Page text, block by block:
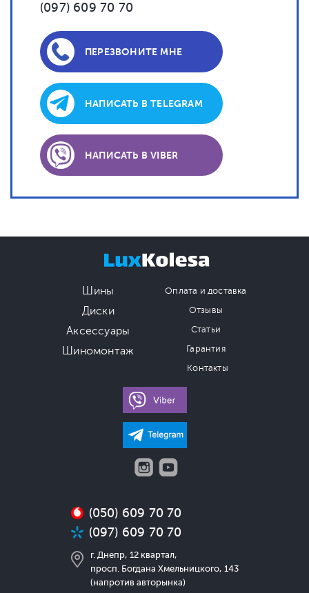
(097) 609 70 70
ПЕРЕЗВОНИТЕ МНЕ
НАПИСАТЬ В TELEGRAM
НАПИСАТЬ В VIBER
Шины
Диски
Аксессуары
Шиномонтаж
Оплата и доставка
Отзывы
Статьи
Гарантия
Контакты
(050) 609 70 70
(097) 609 70 70
г. Днепр, 12 квартал,
просп. Богдана Хмельницкого, 143
(напротив авторынка)